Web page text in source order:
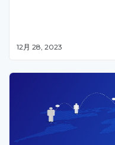
12月 28, 2023